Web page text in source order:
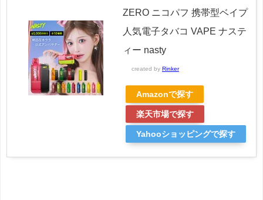
ZERO ニコパフ 携帯型ベイプ
人気電子タバコ VAPE ナステ
ィー nasty
created by Rinker
Amazonで探す
楽天市場で探す
Yahooショッピングで探す